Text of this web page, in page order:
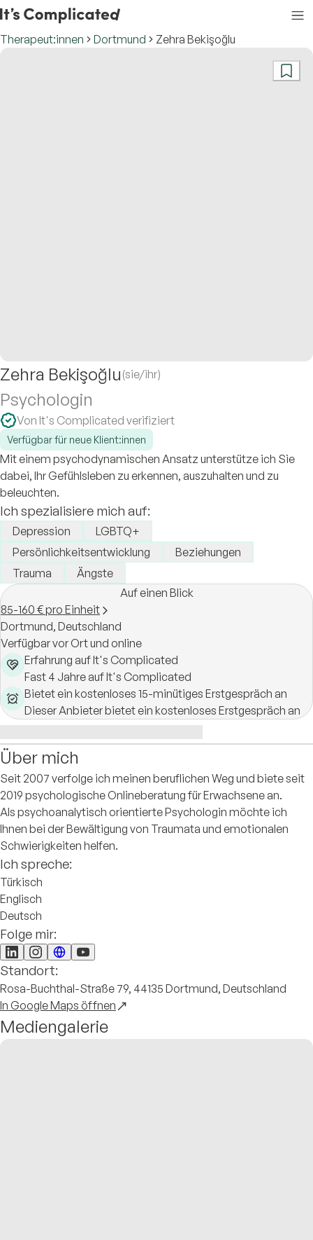
Therapeut:innen Dortmund Zehra Bekişoğlu
Zehra Bekişoğlu (sie/ihr)
Psychologin
Von It's Complicated verifiziert
Verfügbar für neue Klient:innen
Mit einem psychodynamischen Ansatz unterstütze ich Sie
dabei, Ihr Gefühlsleben zu erkennen, auszuhalten und zu
beleuchten.
Ich spezialisiere mich auf:
Depression
LGBTQ+
Persönlichkeitsentwicklung
Beziehungen
Trauma
Ängste
Auf einen Blick
85-160 € pro Einheit
Dortmund, Deutschland
Verfügbar vor Ort und online
Erfahrung auf It's Complicated
Fast 4 Jahre auf It's Complicated
Bietet ein kostenloses 15-minütiges Erstgespräch an
Dieser Anbieter bietet ein kostenloses Erstgespräch an
Über mich
Seit 2007 verfolge ich meinen beruflichen Weg und biete seit
2019 psychologische Onlineberatung für Erwachsene an.
Als psychoanalytisch orientierte Psychologin möchte ich
Ihnen bei der Bewältigung von Traumata und emotionalen
Schwierigkeiten helfen.
Ich spreche:
Türkisch
Englisch
Deutsch
Folge mir:
Standort:
Rosa-Buchthal-Straße 79, 44135 Dortmund, Deutschland
In Google Maps öffnen
Mediengalerie